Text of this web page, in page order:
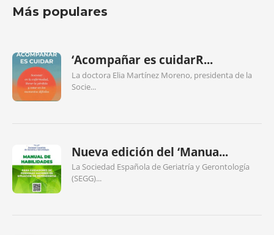
Más populares
‘Acompañar es cuidarR...
La doctora Elia Martínez Moreno, presidenta de la
Socie...
Nueva edición del ‘Manua...
La Sociedad Española de Geriatría y Gerontología
(SEGG)...